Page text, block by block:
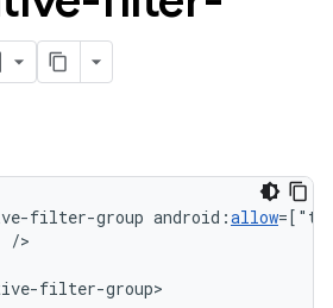
filter-group android:allow
filter-group>